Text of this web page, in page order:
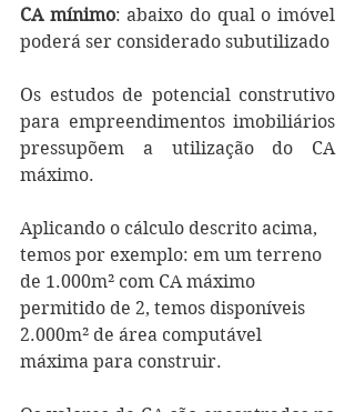
CA mínimo: abaixo do qual o imóvel
poderá ser considerado subutilizado
Os estudos de potencial construtivo
para empreendimentos imobiliários
pressupõem a utilização do CA
máximo.
Aplicando o cálculo descrito acima,
temos por exemplo: em um terreno
de 1.000m² com CA máximo
permitido de 2, temos disponíveis
2.000m² de área computável
máxima para construir.